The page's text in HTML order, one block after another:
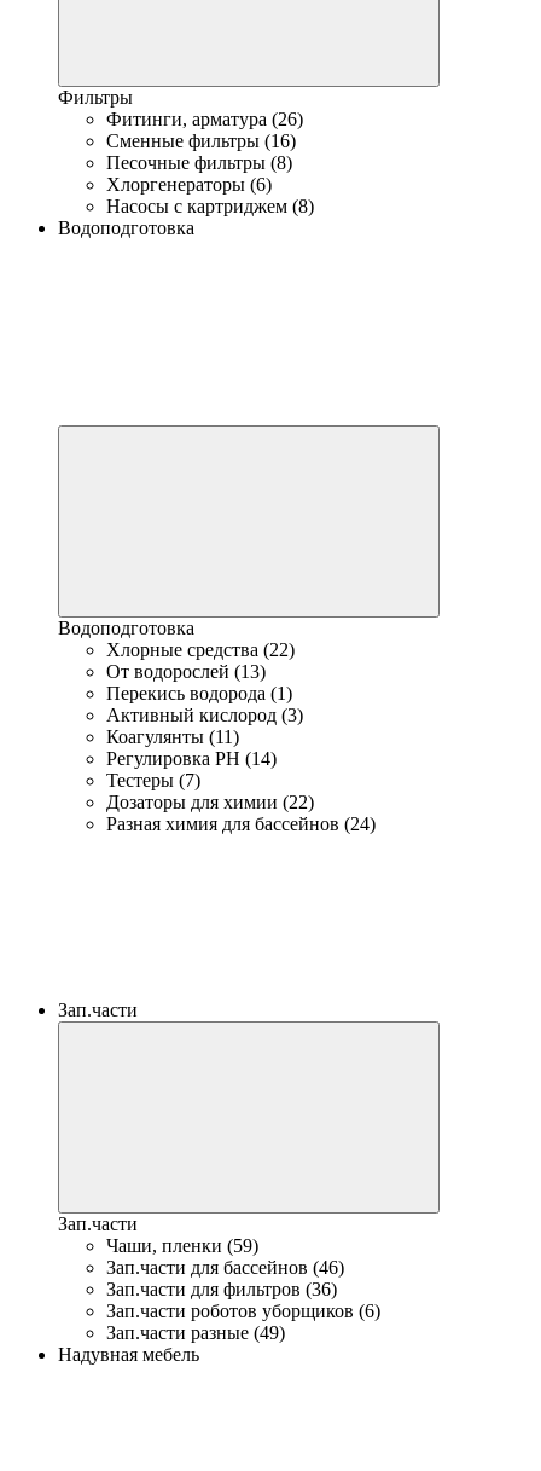
Фильтры
Фитинги, арматура (26)
Сменные фильтры (16)
Песочные фильтры (8)
Хлоргенераторы (6)
Насосы с картриджем (8)
Водоподготовка
Водоподготовка
Хлорные средства (22)
От водорослей (13)
Перекись водорода (1)
Активный кислород (3)
Коагулянты (11)
Регулировка PH (14)
Тестеры (7)
Дозаторы для химии (22)
Разная химия для бассейнов (24)
Зап.части
Зап.части
Чаши, пленки (59)
Зап.части для бассейнов (46)
Зап.части для фильтров (36)
Зап.части роботов уборщиков (6)
Зап.части разные (49)
Надувная мебель